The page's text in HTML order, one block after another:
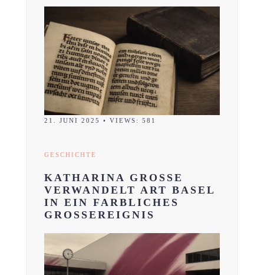
21. JUNI 2025 • VIEWS: 581
GESCHICHTE
KATHARINA GROSSE
VERWANDELT ART BASEL
IN EIN FARBLICHES
GROSSEREIGNIS